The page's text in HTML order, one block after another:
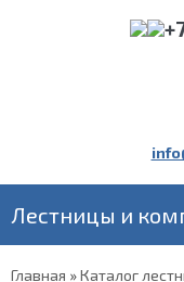
Лестницы и
Главная »Каталог